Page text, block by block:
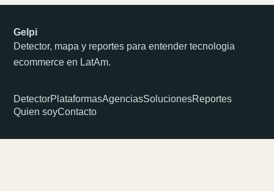
Gelpi
Detector, mapa y reportes para entender tecnologia
ecommerce en LatAm.
DetectorPlataformasAgenciasSolucionesReportes
Quien soyContacto